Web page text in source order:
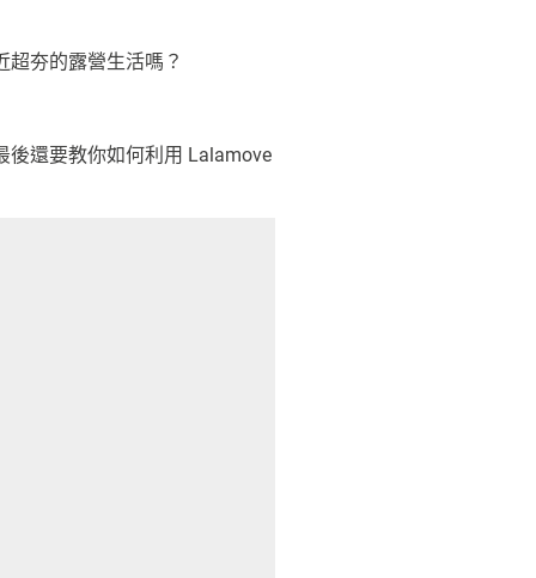
夯的露營生活嗎？
後還要教你如何利用 Lalamove